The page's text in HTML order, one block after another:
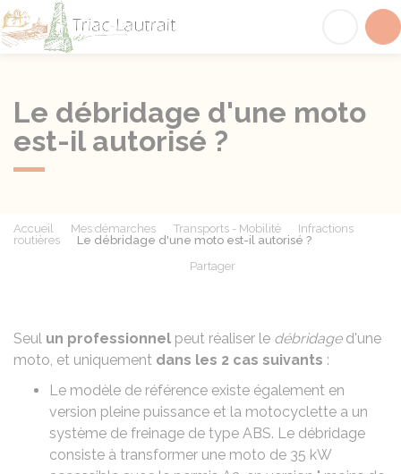
Le débridage d'une moto
est-il autorisé ?
Accueil Mes démarches Transports - Mobilité
Infractions
routières
Le débridage d'une moto est-il autorisé ?
Partager
Seul un professionnel peut réaliser le débridaged'une
moto, et uniquement dans les 2 cas suivants :
Le modèle de référence existe également en
version pleine puissance et la motocyclette a un
système de freinage de type ABS. Le débridage
consiste à transformer une moto de 35 kW